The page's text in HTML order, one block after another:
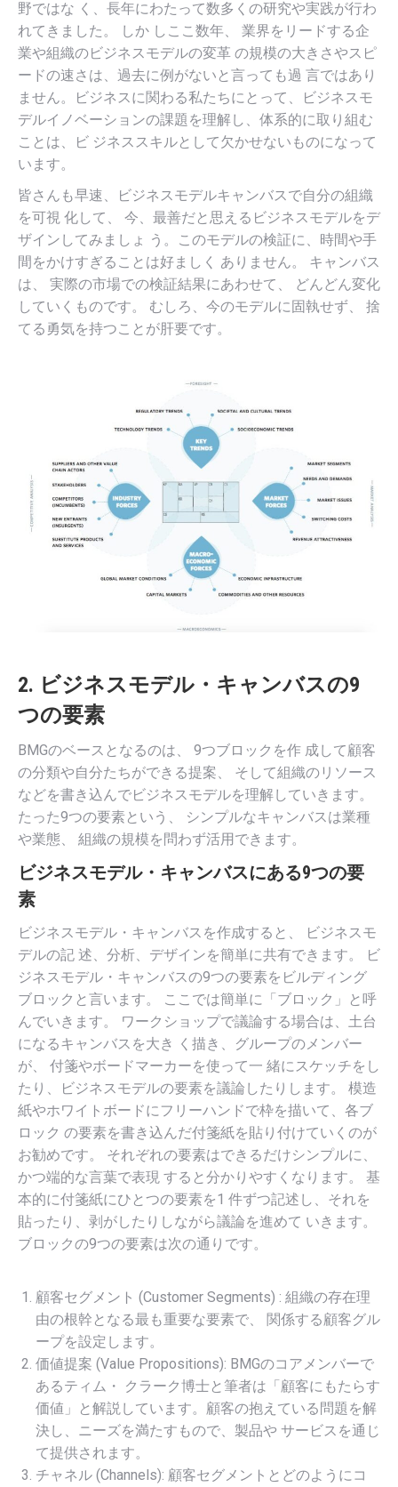
野ではな く、長年にわたって数多くの研究や実践が行わ
れてきました。 しか しここ数年、 業界をリードする企
業や組織のビジネスモデルの変革 の規模の大きさやスピ
ードの速さは、過去に例がないと言っても過 言ではあり
ません。ビジネスに関わる私たちにとって、ビジネスモ
デルイノベーションの課題を理解し、体系的に取り組む
ことは、ビ ジネススキルとして欠かせないものになって
います。
皆さんも早速、ビジネスモデルキャンバスで自分の組織
を可視 化して、 今、最善だと思えるビジネスモデルをデ
ザインしてみましょ う。このモデルの検証に、時間や手
間をかけすぎることは好ましく ありません。 キャンバス
は、 実際の市場での検証結果にあわせて、 どんどん変化
していくものです。 むしろ、今のモデルに固執せず、 捨
てる勇気を持つことが肝要です。
2. ビジネスモデル・キャンバスの9
つの要素
BMGのベースとなるのは、 9つブロックを作 成して顧客
の分類や自分たちができる提案、 そして組織のリソース
などを書き込んでビジネスモデルを理解していきます。
たった9つの要素という、 シンプルなキャンバスは業種
や業態、 組織の規模を問わず活用できます。
ビジネスモデル・キャンバスにある9つの要
素
ビジネスモデル・キャンバスを作成すると、 ビジネスモ
デルの記 述、分析、デザインを簡単に共有できます。 ビ
ジネスモデル・キャンバスの9つの要素をビルディング
ブロックと言います。 ここでは簡単に「ブロック」と呼
んでいきます。 ワークショップで議論する場合は、土台
になるキャンバスを大き く描き、グループのメンバー
が、 付箋やボードマーカーを使って一 緒にスケッチをし
たり、ビジネスモデルの要素を議論したりします。 模造
紙やホワイトボードにフリーハンドで枠を描いて、各ブ
ロック の要素を書き込んだ付箋紙を貼り付けていくのが
お勧めです。 それぞれの要素はできるだけシンプルに、
かつ端的な言葉で表現 すると分かりやすくなります。 基
本的に付箋紙にひとつの要素を1 件ずつ記述し、それを
貼ったり、剥がしたりしながら議論を進めて いきます。
ブロックの9つの要素は次の通りです。
顧客セグメント (Customer Segments) : 組織の存在理
由の根幹となる最も重要な要素で、 関係する顧客グル
ープを設定します。
価値提案 (Value Propositions): BMGのコアメンバーで
あるティム・ クラーク博士と筆者は「顧客にもたらす
価値」と解説しています。顧客の抱えている問題を解
決し、ニーズを満たすもので、製品や サービスを通じ
て提供されます。
チャネル (Channels): 顧客セグメントとどのようにコ